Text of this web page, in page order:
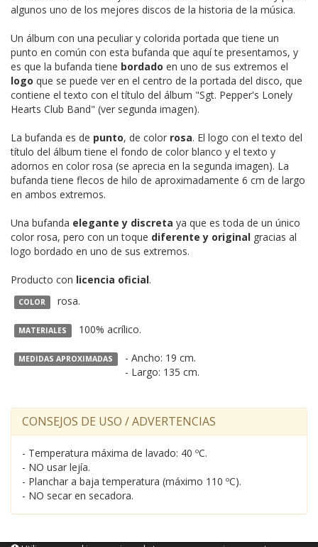
algunos uno de los mejores discos de la historia de la música.
Un álbum con una peculiar y colorida portada que tiene un
punto en común con esta bufanda que aquí te presentamos, y
es que la bufanda tiene bordado en uno de sus extremos el
logo que se puede ver en el centro de la portada del disco, que
contiene el texto con el título del álbum "Sgt. Pepper's Lonely
Hearts Club Band" (ver segunda imagen).
La bufanda es de punto, de color rosa. El logo con el texto del
título del álbum tiene el fondo de color blanco y el texto y
adornos en color rosa (se aprecia en la segunda imagen). La
bufanda tiene flecos de hilo de aproximadamente 6 cm de largo
en ambos extremos.
Una bufanda elegante y discreta ya que es toda de un único
color rosa, pero con un toque diferente y original gracias al
logo bordado en uno de sus extremos.
Producto con licencia oficial.
COLOR rosa.
MATERIALES 100% acrílico.
MEDIDAS APROXIMADAS
- Ancho: 19 cm.
- Largo: 135 cm.
CONSEJOS DE USO / ADVERTENCIAS
- Temperatura máxima de lavado: 40 ºC.
- NO usar lejía.
- Planchar a baja temperatura (máximo 110 ºC).
- NO secar en secadora.